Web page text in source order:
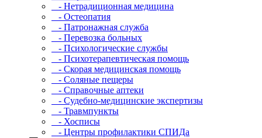
- Нетрадиционная медицина
- Остеопатия
- Патронажная служба
- Перевозка больных
- Психологические службы
- Психотерапевтическая помощь
- Скорая медицинская помощь
- Соляные пещеры
- Справочные аптеки
- Судебно-медицинские экспертизы
- Травмпункты
- Хосписы
- Центры профилактики СПИДа